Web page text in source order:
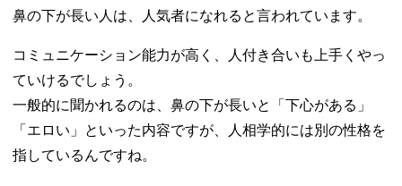
鼻の下が長い人は、人気者になれると言われています。
コミュニケーション能力が高く、人付き合いも上手くやっ
ていけるでしょう。
一般的に聞かれるのは、鼻の下が長いと「下心がある」
「エロい」といった内容ですが、人相学的には別の性格を
指しているんですね。